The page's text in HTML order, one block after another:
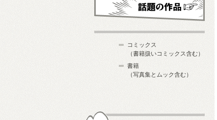
コミックス
（書籍扱いコミックス含む）
書籍
（写真集とムック含む）